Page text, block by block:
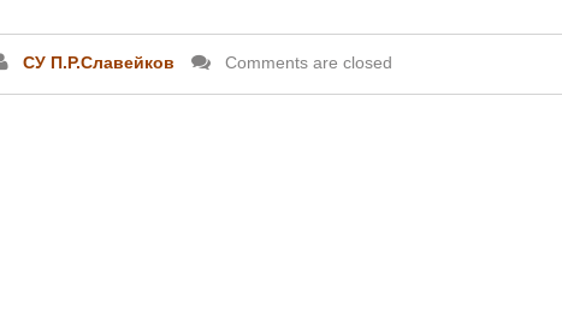
СУ П.Р.Славейков Comments are closed